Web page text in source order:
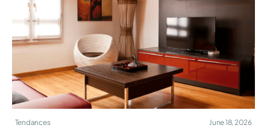
Tendances June 18, 2026